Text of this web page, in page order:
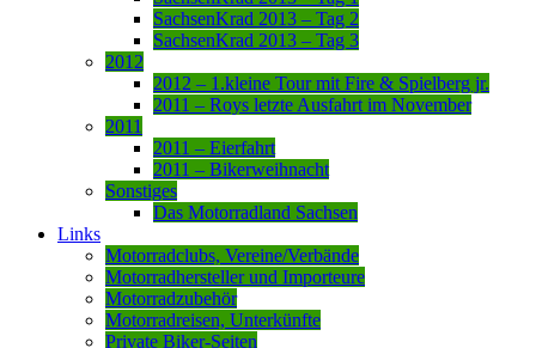
SachsenKrad 2013 – Tag 2
SachsenKrad 2013 – Tag 3
2012
2012 – 1.kleine Tour mit Fire & Spielberg jr.
2011 – Roys letzte Ausfahrt im November
2011
2011 – Eierfahrt
2011 – Bikerweihnacht
Sonstiges
Das Motorradland Sachsen
Links
Motorradclubs, Vereine/Verbände
Motorradhersteller und Importeure
Motorradzubehör
Motorradreisen, Unterkünfte
Private Biker-Seiten